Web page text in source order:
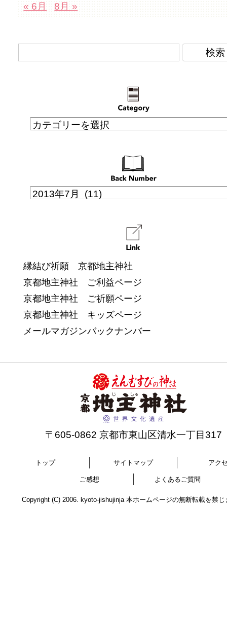
« 6月
8月 »
縁結び祈願 京都地主神社
京都地主神社 ご利益ページ
京都地主神社 ご祈願ページ
京都地主神社 キッズページ
メールマガジンバックナンバー
〒605-0862 京都市東山区清水一丁目317
トップ サイトマップ アク
ご感想 よくあるご質問
Copyright (C) 2006. kyoto-jishujinja 本ホームページの無断転載を禁じ